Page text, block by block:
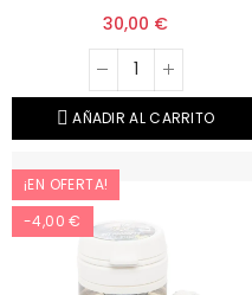
30,00 €
AÑADIR AL CARRITO
¡EN OFERTA!
-4,00 €